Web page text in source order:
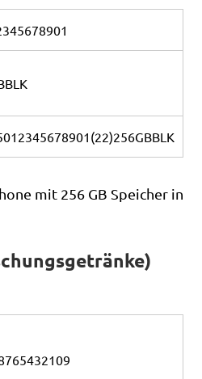
mit 256 GB Speicher in